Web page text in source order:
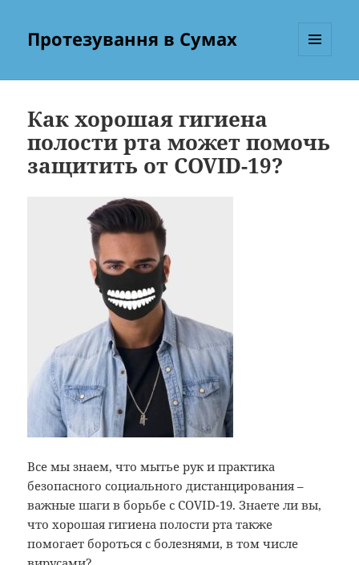
Протезування в Сумах
Как хорошая гигиена
полости рта может помочь
защитить от COVID-19?
Все мы знаем, что мытье рук и практика
безопасного социального дистанцирования –
важные шаги в борьбе с COVID-19. Знаете ли вы,
что хорошая гигиена полости рта также
помогает бороться с болезнями, в том числе